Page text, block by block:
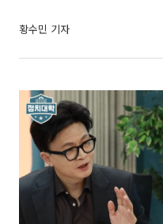
황수민 기자